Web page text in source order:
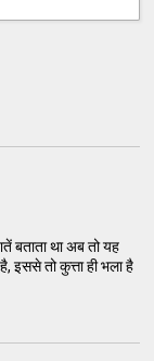
बताता था अब तो यह
इससे तो कुत्ता ही भला है